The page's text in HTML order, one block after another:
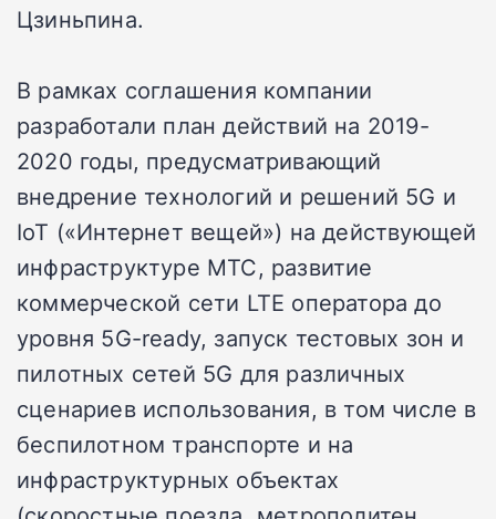
Цзиньпина.
В рамках соглашения компании
разработали план действий на 2019-
2020 годы, предусматривающий
внедрение технологий и решений 5G и
IoT («Интернет вещей») на действующей
инфраструктуре МТС, развитие
коммерческой сети LTE оператора до
уровня 5G-ready, запуск тестовых зон и
пилотных сетей 5G для различных
сценариев использования, в том числе в
беспилотном транспорте и на
инфраструктурных объектах